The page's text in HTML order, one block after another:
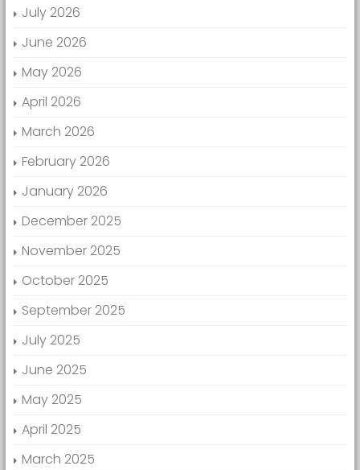
July 2026
June 2026
May 2026
April 2026
March 2026
February 2026
January 2026
December 2025
November 2025
October 2025
September 2025
July 2025
June 2025
May 2025
April 2025
March 2025